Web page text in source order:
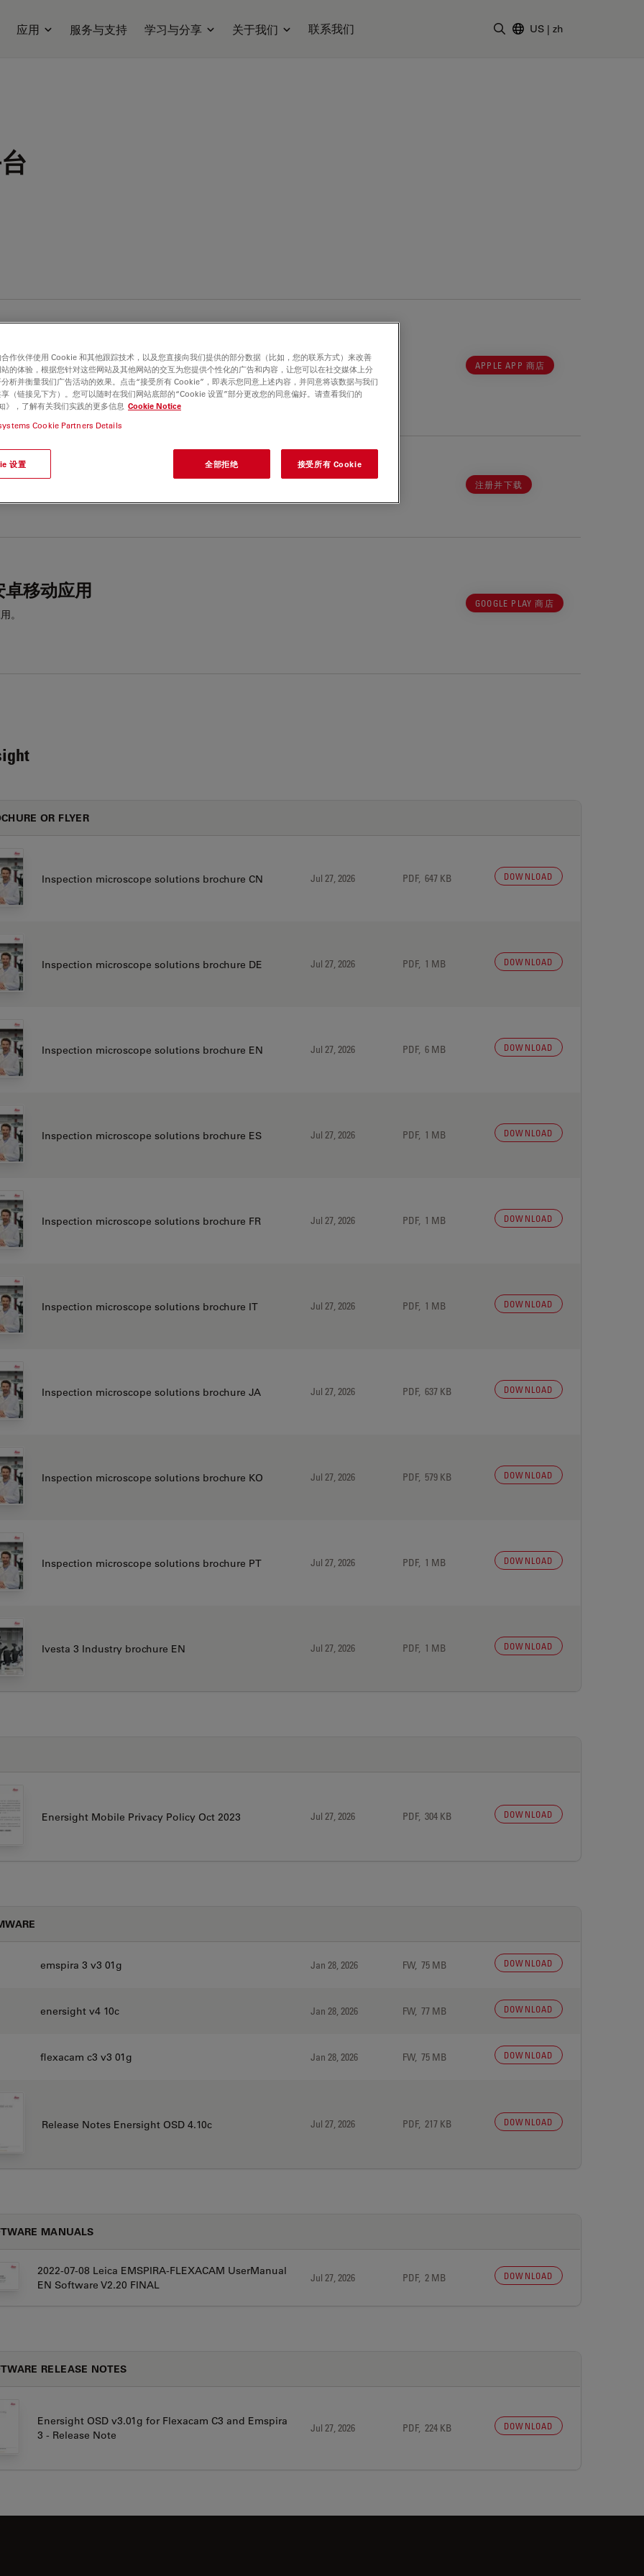
应用 服务与支持 学习与分享 关于我们 联系我们 US | zh
移动应用
。
APPLE APP 商店
用于 Windows 的桌面应用程序
注册并下载
卓移动应用
。
GOOGLE PLAY 商店
OR FLYER
Inspection microscope solutions brochure CN Jul 27, 2026 PDF, 647 KB DOWNLOAD
Inspection microscope solutions brochure DE Jul 27, 2026 PDF, 1 MB DOWNLOAD
Inspection microscope solutions brochure EN Jul 27, 2026 PDF, 6 MB DOWNLOAD
Inspection microscope solutions brochure ES Jul 27, 2026 PDF, 1 MB DOWNLOAD
Inspection microscope solutions brochure FR Jul 27, 2026 PDF, 1 MB DOWNLOAD
Inspection microscope solutions brochure IT Jul 27, 2026 PDF, 1 MB DOWNLOAD
Inspection microscope solutions brochure JA Jul 27, 2026 PDF, 637 KB DOWNLOAD
Inspection microscope solutions brochure KO Jul 27, 2026 PDF, 579 KB DOWNLOAD
Inspection microscope solutions brochure PT Jul 27, 2026 PDF, 1 MB DOWNLOAD
Ivesta 3 Industry brochure EN Jul 27, 2026 PDF, 1 MB DOWNLOAD
Enersight Mobile Privacy Policy Oct 2023 Jul 27, 2026 PDF, 304 KB DOWNLOAD
emspira 3 v3 01g Jan 28, 2026 FW, 75 MB DOWNLOAD
enersight v4 10c Jan 28, 2026 FW, 77 MB DOWNLOAD
flexacam c3 v3 01g Jan 28, 2026 FW, 75 MB DOWNLOAD
Release Notes Enersight OSD 4.10c Jul 27, 2026 PDF, 217 KB DOWNLOAD
MANUALS
2022-07-08 Leica EMSPIRA-FLEXACAM UserManual
EN Software V2.20 FINAL
Jul 27, 2026 PDF, 2 MB DOWNLOAD
RELEASE NOTES
Enersight OSD v3.01g for Flexacam C3 and Emspira
3 - Release Note
Jul 27, 2026 PDF, 224 KB DOWNLOAD
作伙伴使用 Cookie 和其他跟踪技术，以及您直接向我们提供的部分数据（比如，您的联系方式）来改善
的体验，根据您针对这些网站及其他网站的交互为您提供个性化的广告和内容，让您可以在社交媒体上分
析并衡量我们广告活动的效果。点击“接受所有 Cookie”，即表示您同意上述内容，并同意将该数据与我们
（链接见下方）。您可以随时在我们网站底部的“Cookie 设置”部分更改您的同意偏好。请查看我们的
》，了解有关我们实践的更多信息 Cookie Notice
Cookie Partners Details
设置 全部拒绝 接受所有 Cookie